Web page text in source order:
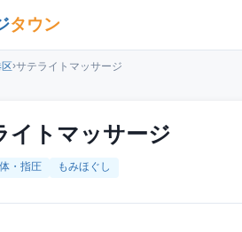
タウン
›サテライトマッサージ
イトマッサージ
・指圧 もみほぐし